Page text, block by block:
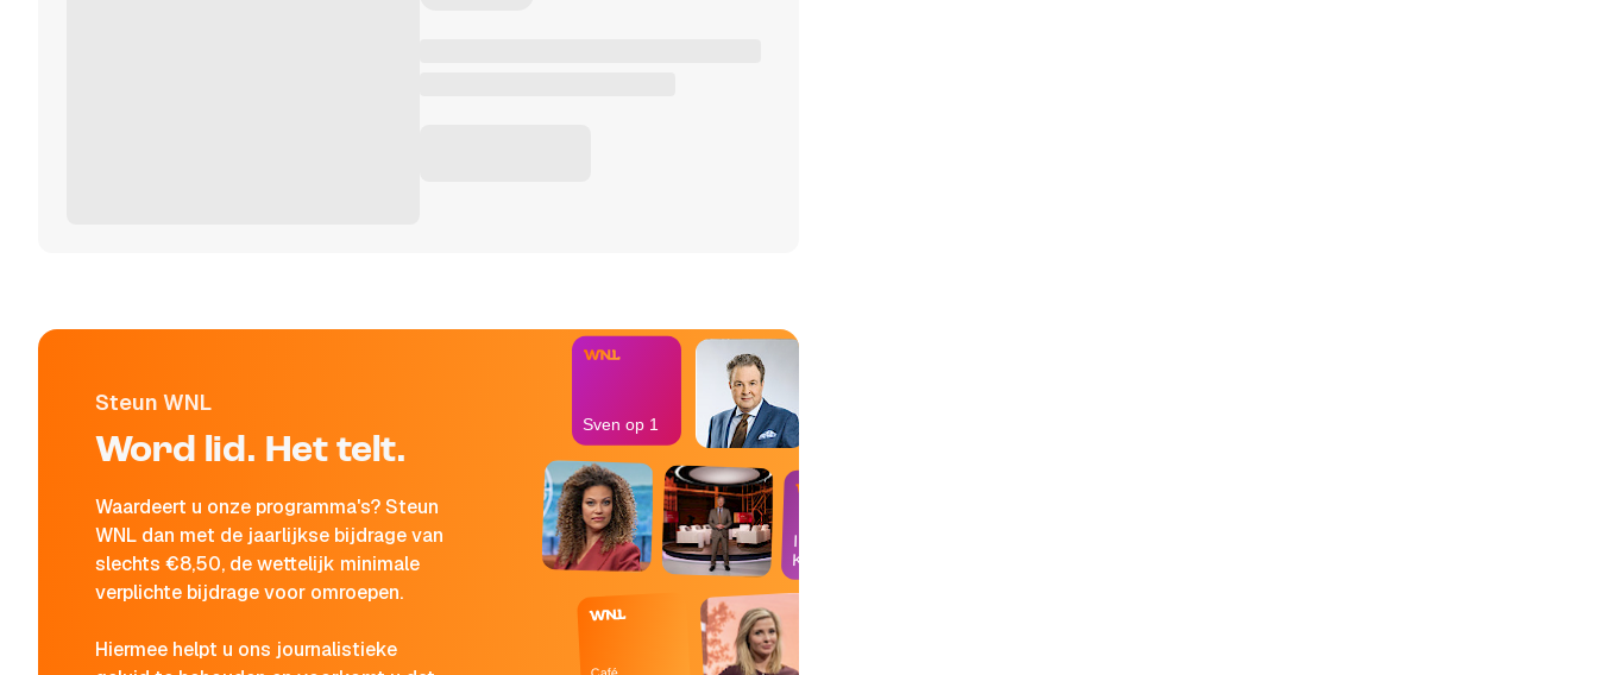
Steun WNL
Word lid. Het telt.
Waardeert u onze programma's? Steun
WNL dan met de jaarlijkse bijdrage van
slechts €8,50, de wettelijk minimale
verplichte bijdrage voor omroepen.
Hiermee helpt u ons journalistieke
In de
Kantine
Sven op 1